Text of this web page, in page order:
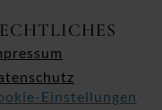
Einstellungen